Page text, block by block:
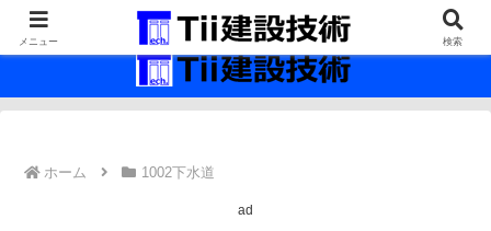
最新の建設技術の情報インフラ。
ホーム 1002下水道
ad
メニュー 検索